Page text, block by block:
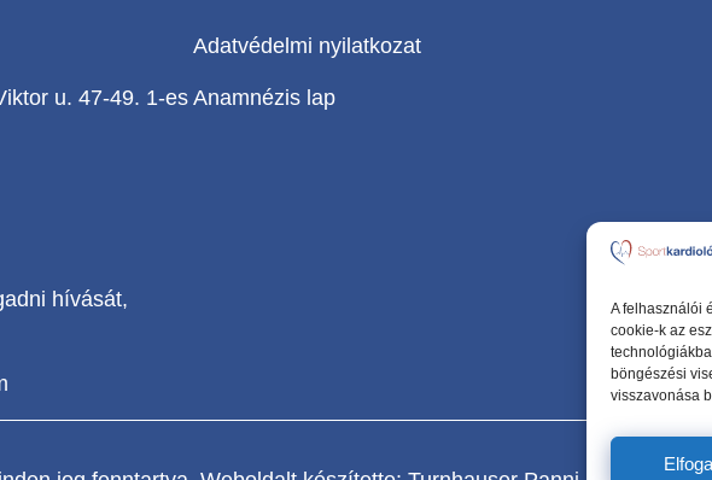
A felhasználói
cookie-k az
böngészési
visszavonása
u. 47-49. 1-es
hívását,
Adatvédelmi nyilatkozat
Anamnézis lap